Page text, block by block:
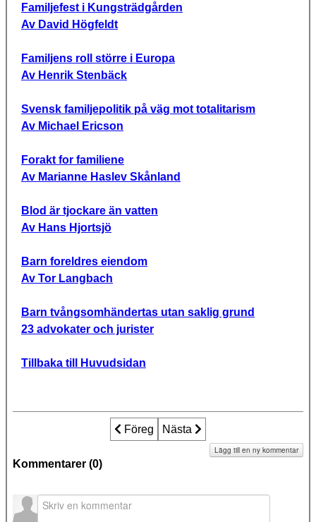
Familjefest i Kungsträdgården
Av David Högfeldt
Familjens roll större i Europa
Av Henrik Stenbäck
Svensk familjepolitik på väg mot totalitarism
Av Michael Ericson
Forakt for familiene
Av Marianne Haslev Skånland
Blod är tjockare än vatten
Av Hans Hjortsjö
Barn foreldres eiendom
Av Tor Langbach
Barn tvångsomhändertas utan saklig grund
23 advokater och jurister
Tillbaka till Huvudsidan
Föregående artikel: NKMR firar
Föreg Nästa artikel: NKMR firar
Nästa
Kommentarer (0)
Lägg till en ny kommentar